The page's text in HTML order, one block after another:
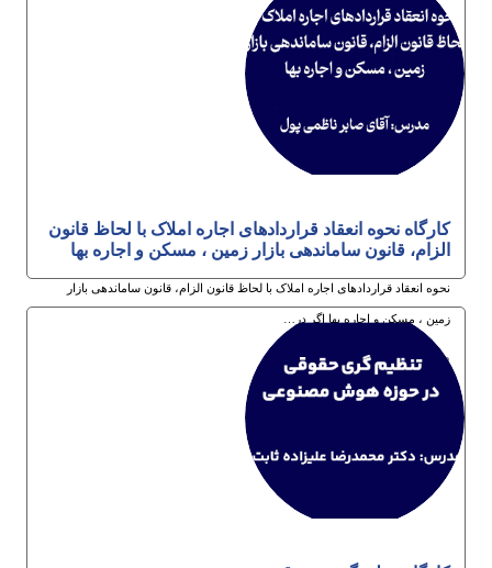
کارگاه نحوه انعقاد قراردادهای اجاره املاک با لحاظ قانون
الزام، قانون ساماندهی بازار زمین ، مسکن و اجاره بها
نحوه انعقاد قراردادهای اجاره املاک با لحاظ قانون الزام، قانون ساماندهی بازار
زمین ، مسکن و اجاره بها اگر در…
12ام مرداد 1405